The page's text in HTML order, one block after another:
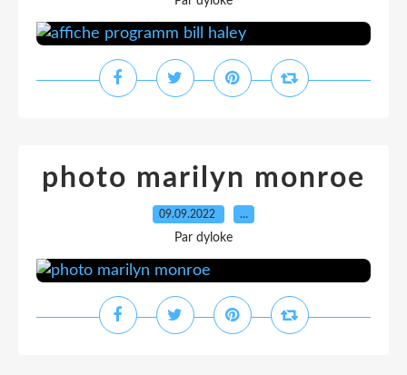
photo marilyn monroe
09.09.2022 …
Par dyloke